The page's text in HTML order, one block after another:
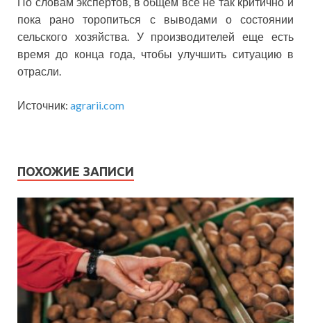
пока рано торопиться с выводами о состоянии
сельского хозяйства. У производителей еще есть
время до конца года, чтобы улучшить ситуацию в
отрасли.
Источник: agrarii.com
ПОХОЖИЕ ЗАПИСИ